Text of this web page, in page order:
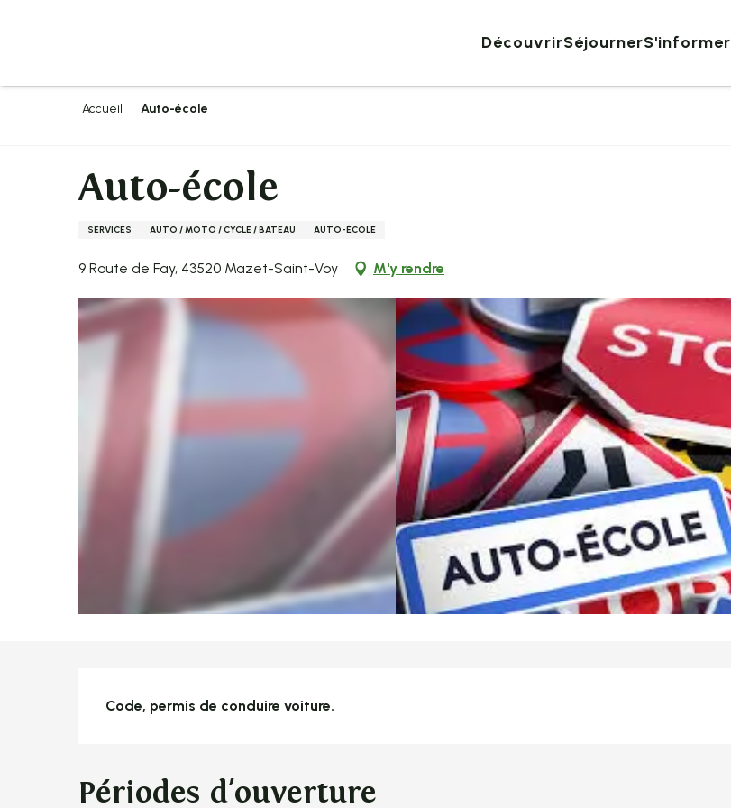
DécouvrirSéjournerS'informer
Accueil Auto-école
Auto-école
SERVICES AUTO / MOTO / CYCLE / BATEAU AUTO-ÉCOLE
9 Route de Fay, 43520 Mazet-Saint-Voy M'y rendre
Description
Code, permis de conduire voiture.
Périodes d'ouverture